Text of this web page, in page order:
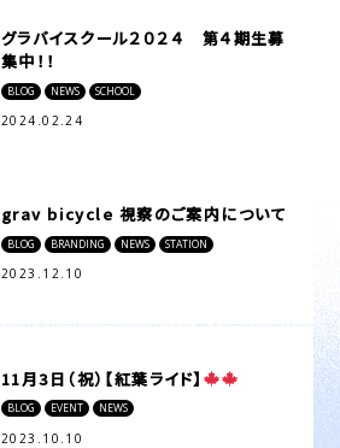
グラバイスクール２０２４ 第４期生募
集中！！
BLOG NEWS SCHOOL
2024.02.24
grav bicycle 視察のご案内について
BLOG BRANDING NEWS STATION
2023.12.10
11月3日（祝）【紅葉ライド】
BLOG EVENT NEWS
2023.10.10